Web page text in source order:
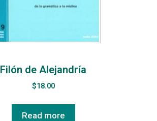
Filón de Alejandría
$18.00
Read more